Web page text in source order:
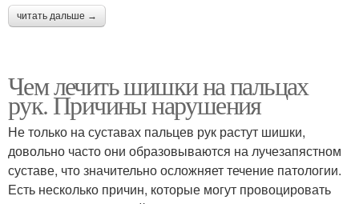
читать дальше →
Чем лечить шишки на пальцах
рук. Причины нарушения
Не только на суставах пальцев рук растут шишки,
довольно часто они образовываются на лучезапястном
суставе, что значительно осложняет течение патологии.
Есть несколько причин, которые могут провоцировать